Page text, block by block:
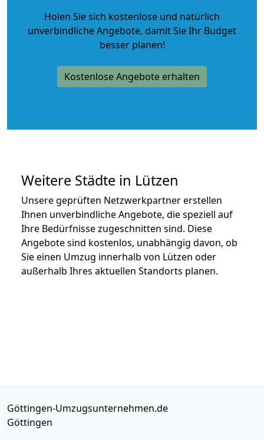
Holen Sie sich kostenlose und natürlich
unverbindliche Angebote, damit Sie Ihr Budget
besser planen!
Kostenlose Angebote erhalten
Weitere Städte in Lützen
Unsere geprüften Netzwerkpartner erstellen
Ihnen unverbindliche Angebote, die speziell auf
Ihre Bedürfnisse zugeschnitten sind. Diese
Angebote sind kostenlos, unabhängig davon, ob
Sie einen Umzug innerhalb von Lützen oder
außerhalb Ihres aktuellen Standorts planen.
Göttingen-Umzugsunternehmen.de
Göttingen